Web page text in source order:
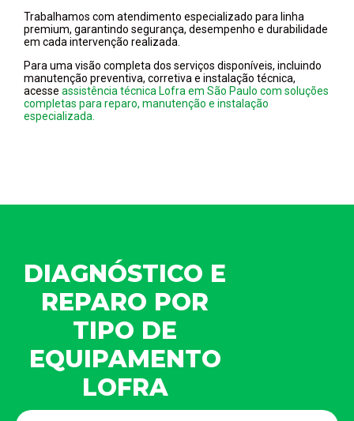
Trabalhamos com atendimento especializado para linha
premium, garantindo segurança, desempenho e durabilidade
em cada intervenção realizada.
Para uma visão completa dos serviços disponíveis, incluindo
manutenção preventiva, corretiva e instalação técnica,
acesse assistência técnica Lofra em São Paulo com soluções
completas para reparo, manutenção e instalação
especializada.
DIAGNÓSTICO E
REPARO POR
TIPO DE
EQUIPAMENTO
LOFRA